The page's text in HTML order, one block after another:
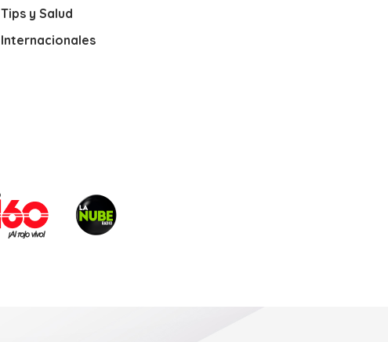
Tips y Salud
Internacionales